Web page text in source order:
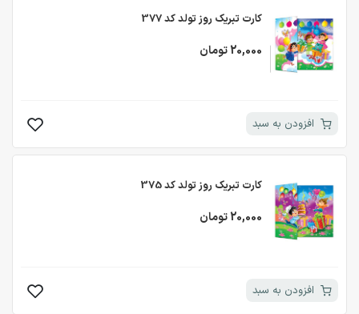
کارت تبریک روز تولد کد 377
20,000 تومان
افزودن به سبد
کارت تبریک روز تولد کد 375
20,000 تومان
افزودن به سبد